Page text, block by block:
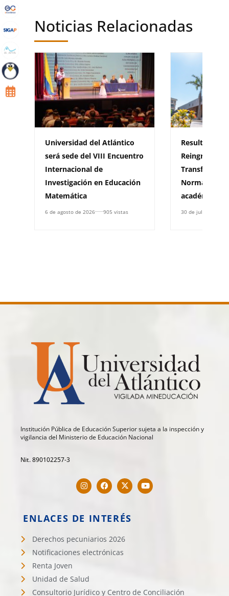
Noticias Relacionadas
Universidad del Atlántico
será sede del VIII Encuentro
Internacional de
Investigación en Educación
Matemática
6 de agosto de 2026 905 vistas
Resultados
Reingreso,
Normales
académico
30 de julio de 2026
Institución Pública de Educación Superior sujeta a la inspección y
vigilancia del Ministerio de Educación Nacional
Nit. 890102257-3
ENLACES DE INTERÉS
Derechos pecuniarios 2026
Notificaciones electrónicas
Renta Joven
Unidad de Salud
Consultorio Jurídico y Centro de Conciliación